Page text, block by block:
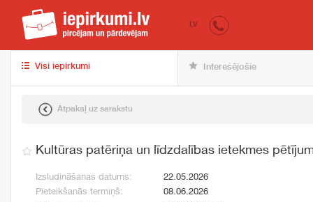
iepirkumi.lv
LV
Visi iepirkumi Interesējošie
Atpakaļ uz sarakstu
Kultūras patēriņa un līdzdalības ietekmes
Izsludināšanas datums:
22.05.2026
Pieteikšanās termiņš:
08.06.2026